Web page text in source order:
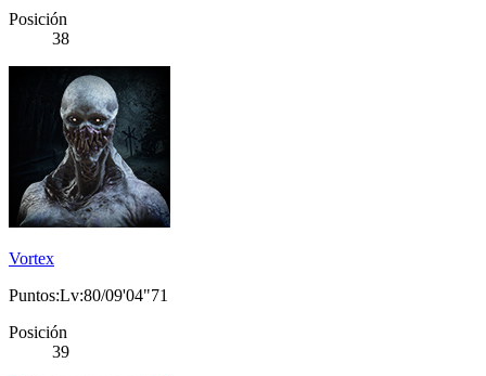
Posición
38
Vortex
Puntos:Lv:80/09'04"71
Posición
39